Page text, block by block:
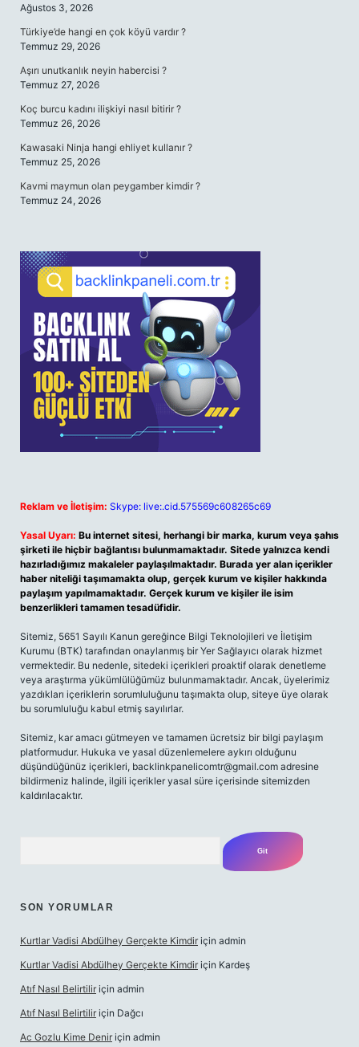
Ağustos 3, 2026
Türkiye’de hangi en çok köyü vardır ?
Temmuz 29, 2026
Aşırı unutkanlık neyin habercisi ?
Temmuz 27, 2026
Koç burcu kadını ilişkiyi nasıl bitirir ?
Temmuz 26, 2026
Kawasaki Ninja hangi ehliyet kullanır ?
Temmuz 25, 2026
Kavmi maymun olan peygamber kimdir ?
Temmuz 24, 2026
Reklam ve İletişim: Skype: live:.cid.575569c608265c69
Yasal Uyarı: Bu internet sitesi, herhangi bir marka, kurum veya şahıs
şirketi ile hiçbir bağlantısı bulunmamaktadır. Sitede yalnızca kendi
hazırladığımız makaleler paylaşılmaktadır. Burada yer alan içerikler
haber niteliği taşımamakta olup, gerçek kurum ve kişiler hakkında
paylaşım yapılmamaktadır. Gerçek kurum ve kişiler ile isim
benzerlikleri tamamen tesadüfidir.
Sitemiz, 5651 Sayılı Kanun gereğince Bilgi Teknolojileri ve İletişim
Kurumu (BTK) tarafından onaylanmış bir Yer Sağlayıcı olarak hizmet
vermektedir. Bu nedenle, sitedeki içerikleri proaktif olarak denetleme
veya araştırma yükümlülüğümüz bulunmamaktadır. Ancak, üyelerimiz
yazdıkları içeriklerin sorumluluğunu taşımakta olup, siteye üye olarak
bu sorumluluğu kabul etmiş sayılırlar.
Sitemiz, kar amacı gütmeyen ve tamamen ücretsiz bir bilgi paylaşım
platformudur. Hukuka ve yasal düzenlemelere aykırı olduğunu
düşündüğünüz içerikleri, backlinkpanelicomtr@gmail.com adresine
bildirmeniz halinde, ilgili içerikler yasal süre içerisinde sitemizden
kaldırılacaktır.
SON YORUMLAR
Kurtlar Vadisi Abdülhey Gerçekte Kimdir için admin
Kurtlar Vadisi Abdülhey Gerçekte Kimdir için Kardeş
Atıf Nasıl Belirtilir için admin
Atıf Nasıl Belirtilir için Dağcı
Ac Gozlu Kime Denir için admin